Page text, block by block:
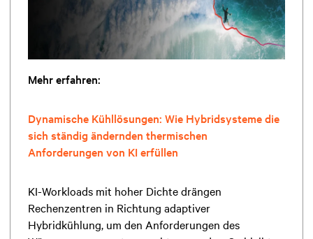
Mehr erfahren:
Dynamische Kühllösungen: Wie Hybridsysteme die
sich ständig ändernden thermischen
Anforderungen von KI erfüllen
KI-Workloads mit hoher Dichte drängen
Rechenzentren in Richtung adaptiver
Hybridkühlung, um den Anforderungen des